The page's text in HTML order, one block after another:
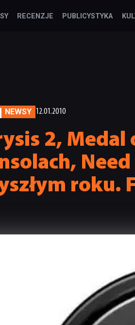
RECENZJE PUBLICYSTYKA
NEWSY 12.01.2010
2, Medal
roku.